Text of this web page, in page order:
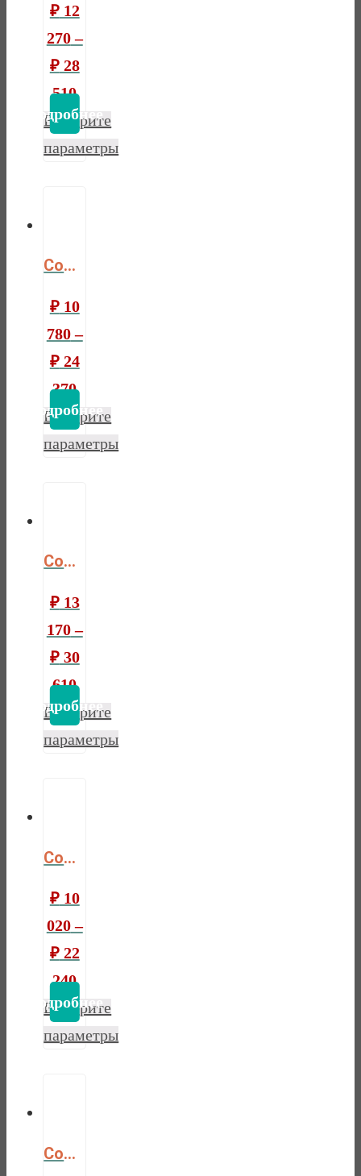
₽12
270–
₽28
510
Выберите
параметры
Comfort bio hollo
₽10
780–
₽24
370
Выберите
параметры
Comfort bio latex
₽13
170–
₽30
610
Выберите
параметры
Comfort bio plus
₽10
020–
₽22
240
Выберите
параметры
Comfort hollo